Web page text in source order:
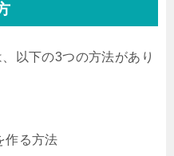
以下の3つの方法があり
作る方法